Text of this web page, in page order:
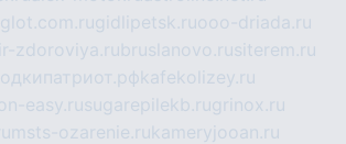
gidlipetsk.ruooo-driada.ru
zdoroviya.rubruslanovo.rusiterem.ru
kafekolizey.ru
easy.rusugarepilekb.rugrinox.ru
msts-ozarenie.rukameryjooan.ru